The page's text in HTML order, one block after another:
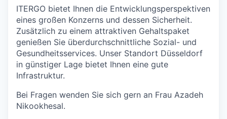
ITERGO bietet Ihnen die Entwicklungsperspektiven
eines großen Konzerns und dessen Sicherheit.
Zusätzlich zu einem attraktiven Gehaltspaket
genießen Sie überdurchschnittliche Sozial- und
Gesundheitsservices. Unser Standort Düsseldorf
in günstiger Lage bietet Ihnen eine gute
Infrastruktur.
Bei Fragen wenden Sie sich gern an Frau Azadeh
Nikookhesal.